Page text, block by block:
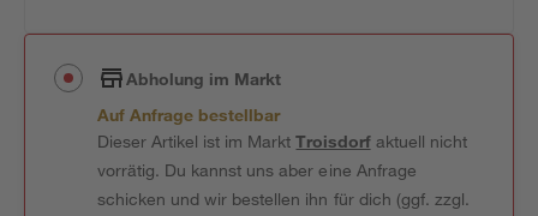
Abholung im Markt
Auf Anfrage bestellbar
Dieser Artikel ist im MarktTroisdorfaktuell nicht
vorrätig. Du kannst uns aber eine Anfrage
schicken und wir bestellen ihn für dich (ggf. zzgl.